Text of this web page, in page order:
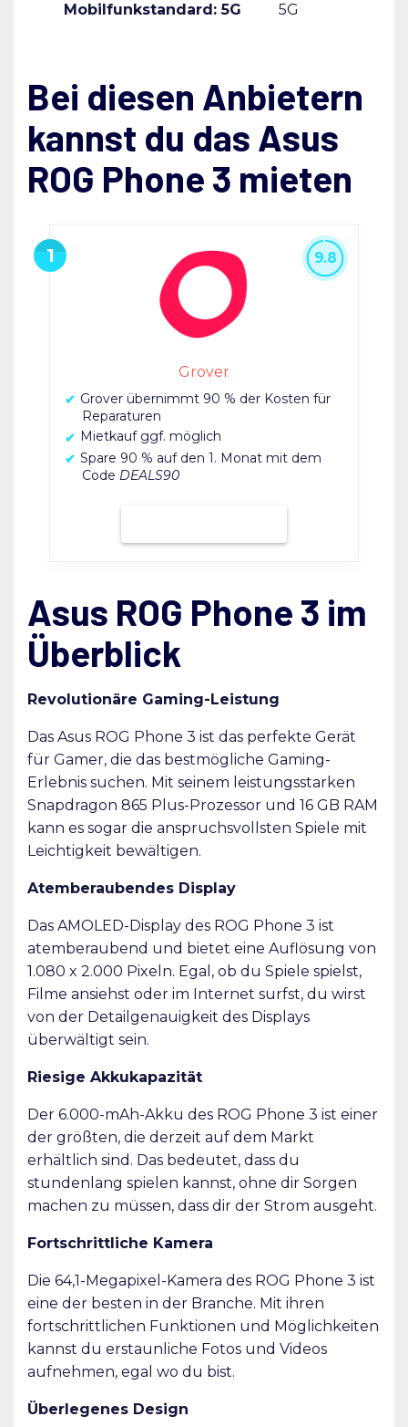
Mobilfunkstandard: 5G
5G
Bei diesen Anbietern
kannst du das Asus
ROG Phone 3 mieten
Grover
Grover übernimmt 90 % der Kosten für
Reparaturen
Mietkauf ggf. möglich
Spare 90 % auf den 1. Monat mit dem
Code DEALS90
9.8
Asus ROG Phone 3 im
Überblick
Revolutionäre Gaming-Leistung
Das Asus ROG Phone 3 ist das perfekte Gerät
für Gamer, die das bestmögliche Gaming-
Erlebnis suchen. Mit seinem leistungsstarken
Snapdragon 865 Plus-Prozessor und 16 GB RAM
kann es sogar die anspruchsvollsten Spiele mit
Leichtigkeit bewältigen.
Atemberaubendes Display
Das AMOLED-Display des ROG Phone 3 ist
atemberaubend und bietet eine Auflösung von
1.080 x 2.000 Pixeln. Egal, ob du Spiele spielst,
Filme ansiehst oder im Internet surfst, du wirst
von der Detailgenauigkeit des Displays
überwältigt sein.
Riesige Akkukapazität
Der 6.000-mAh-Akku des ROG Phone 3 ist einer
der größten, die derzeit auf dem Markt
erhältlich sind. Das bedeutet, dass du
stundenlang spielen kannst, ohne dir Sorgen
machen zu müssen, dass dir der Strom ausgeht.
Fortschrittliche Kamera
Die 64,1-Megapixel-Kamera des ROG Phone 3 ist
eine der besten in der Branche. Mit ihren
fortschrittlichen Funktionen und Möglichkeiten
kannst du erstaunliche Fotos und Videos
aufnehmen, egal wo du bist.
Überlegenes Design